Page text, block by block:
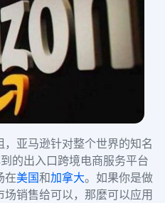
，亚马逊针对整个世界的知名
的出入口跨境电商服务平台
在美国和加拿大。如果你是做
销售给可以，那麼可以应用